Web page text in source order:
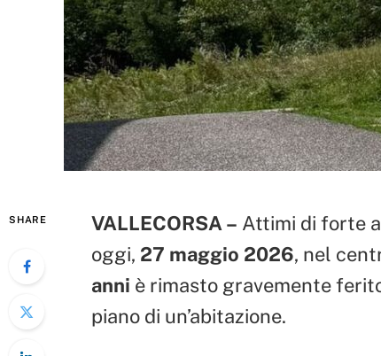
SHARE VALLECORSA – Attimi di forte
oggi, 27 maggio 2026, nel
anni è rimasto gravemente
piano di un’abitazione.